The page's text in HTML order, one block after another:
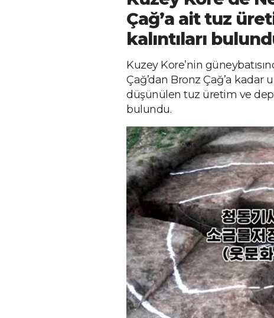
Çağ’a ait tuz
kalıntıları
Kuzey Kore’nin
Çağ’dan Bronz Çağ’a kadar
düşünülen tuz üretim ve
bulundu.